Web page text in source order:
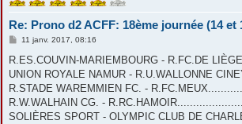
Re: Prono d2 ACFF: 18ème journée (14 et
M
s
a
g
11 janv. 2017, 08:16
R.ES.COUVIN-MARIEMBOURG - R.FC.DE
UNION ROYALE NAMUR - R.U.WALLONNE
R.STADE WAREMMIEN FC. -
R.W.WALHAIN CG. -
SOLIÈRES SPORT - OLYMPIC CLUB DE